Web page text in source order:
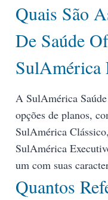
Quais São
De Saúde
SulAmérica
A SulAmérica
opções de planos,
SulAmérica
SulAmérica
um com suas
Quantos